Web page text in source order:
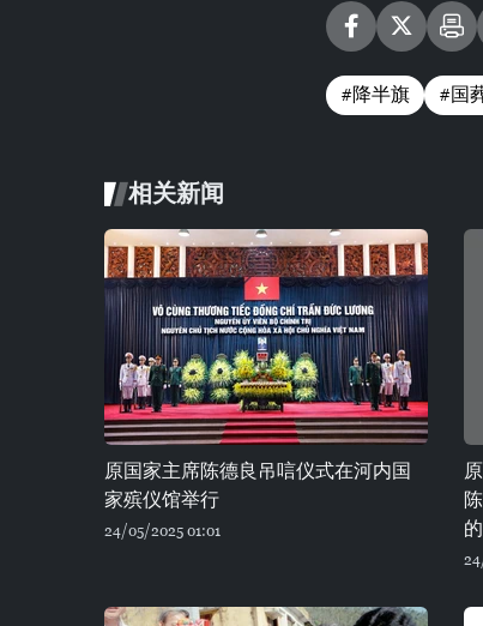
#降半旗 #国
相关新闻
原国家主席陈德良吊唁仪式在河内国
家殡仪馆举行
24/05/2025 01:01